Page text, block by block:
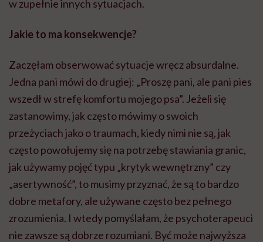
w zupełnie innych sytuacjach.
Jakie to ma konsekwencje?
Zaczęłam obserwować sytuacje wręcz absurdalne.
Jedna pani mówi do drugiej: „Proszę pani, ale pani pies
wszedł w strefę komfortu mojego psa”. Jeżeli się
zastanowimy, jak często mówimy o swoich
przeżyciach jako o traumach, kiedy nimi nie są, jak
często powołujemy się na potrzebę stawiania granic,
jak używamy pojęć typu „krytyk wewnętrzny” czy
„asertywność”, to musimy przyznać, że są to bardzo
dobre metafory, ale używane często bez pełnego
zrozumienia. I wtedy pomyślałam, że psychoterapeuci
nie zawsze są dobrze rozumiani. Być może najwyższa